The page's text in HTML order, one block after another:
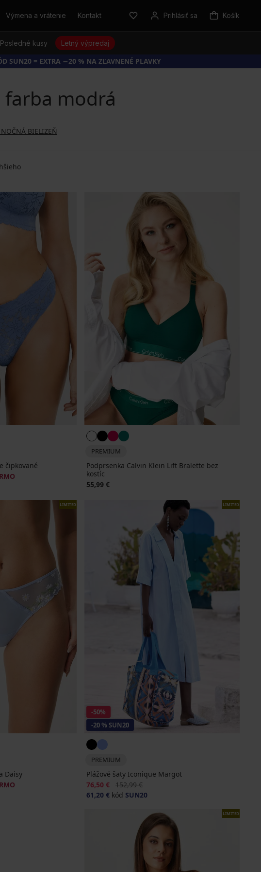
Výmena a vrátenie Kontakt Prihlásiť sa Košík
Posledné kusy Letný výpredaj
SUN20 = EXTRA −20 % NA ZĽAVNENÉ PLAVKY
farba modrá
BIELIZEŇ
čipkované
PREMIUM
Podprsenka Calvin Klein Lift Bralette bez
kostíc
55,99 €
LIMITED
Daisy
LIMITED
-50%
-20 % SUN20
PREMIUM
Plážové šaty Iconique Margot
Zľava
76,50 € Pôvodná cena
152,99 €
61,20 €kód SUN20
LIMITED